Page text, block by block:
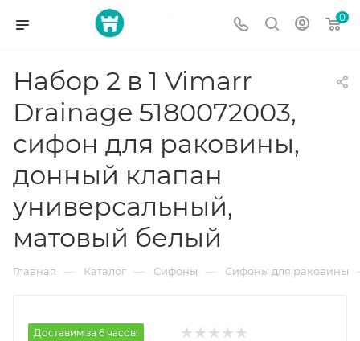
0
Набор 2 в 1 Vimarr
Drainage 5180072003,
сифон для раковины,
донный клапан
универсальный,
матовый белый
Главная — Каталог — Сифоны — Сифоны для раковины
Доставим за 6 часов!